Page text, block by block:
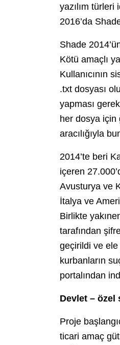
yazılım
2016’da
Shade
Kötü amaçlı
Kullanıcının
.txt dosyası
yapması
her dosya için
aracılığıyla
2014’te beri
içeren
Avusturya ve
İtalya ve
Birlikte
tarafından
geçirildi ve
kurbanların
portalından
Devlet –
Proje
ticari amaç